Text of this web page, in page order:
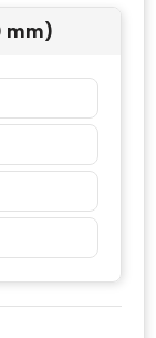
mm)